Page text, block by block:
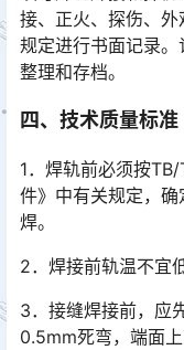
接、正火、探伤、
规定进行书面记录
整理和存档。󠅅󠅃󠄵󠅂󠄪󠇖󠆨󠆨󠇕󠆞󠆒󠅬󠇘󠆭󠆘󠇙󠆝󠅵󠇗󠆭󠆁󠄐󠇗󠅹󠅸󠇖󠆍󠅳󠇖󠅹󠅰󠇖󠆌󠅹
四、技术质量标准
1．焊轨前必须按
件》中有关规定，
焊。
2．焊接前轨温不宜
3．接缝焊接前，应
0.5mm死弯，端面